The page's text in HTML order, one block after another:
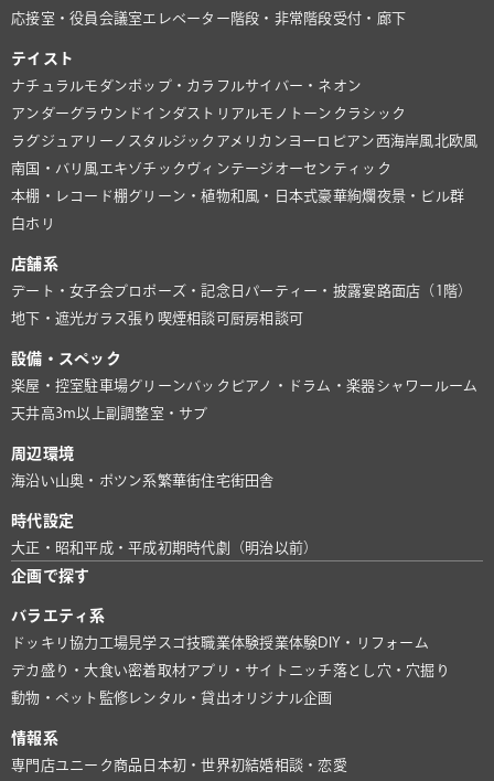
応接室・役員会議室 エレベーター 階段・非常階段受付・廊下
テイスト
ナチュラルモダンポップ・カラフルサイバー・ネオン
アンダーグラウンド インダストリアルモノトーン クラシック
ラグジュアリー ノスタルジック アメリカン ヨーロピアン 西海岸風北欧風
南国・バリ風 エキゾチック ヴィンテージ オーセンティック
本棚・レコード棚グリーン・植物和風・日本式豪華絢爛夜景・ビル群
白ホリ
店舗系
デート・女子会プロポーズ・記念日 パーティー・披露宴路面店（1階）
地下・遮光ガラス張り 喫煙相談可 厨房相談可
設備・スペック
楽屋・控室駐車場グリーンバック ピアノ・ドラム・楽器シャワールーム
天井高3m以上副調整室・サブ
周辺環境
海沿い山奥・ポツン系繁華街住宅街田舎
時代設定
大正・昭和平成・平成初期時代劇（明治以前）
企画で探す
バラエティ系
ドッキリ協力 工場見学 スゴ技職業体験授業体験 DIY・リフォーム
デカ盛り・大食い密着取材アプリ・サイト ニッチ落とし穴・穴掘り
動物・ペット 監修 レンタル・貸出オリジナル企画
情報系
専門店ユニーク商品 日本初・世界初結婚相談・恋愛